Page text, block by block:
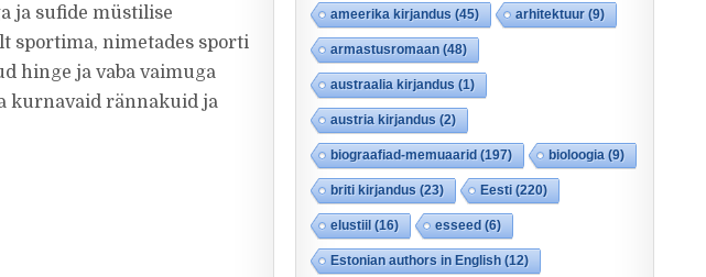
ja sufide müstilise
sportima, nimetades sporti
hinge ja vaba vaimuga
kurnavaid rännakuid ja
ameerika kirjandus(45) arhitektuur(9)
armastusromaan(48)
austraalia kirjandus(1)
austria kirjandus(2)
biograafiad-memuaarid(197) bioloogia (9)
briti kirjandus(23) Eesti(220)
elustiil(16) esseed(6)
Estonian authors in English(12)